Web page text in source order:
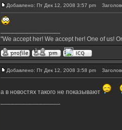
Добавлено: Пт Дек 12, 2008 3:57 pm
"We accept her! We accept her! One of us!
Добавлено: Пт Дек 12, 2008 3:58 pm
а в новостях такого не показывают